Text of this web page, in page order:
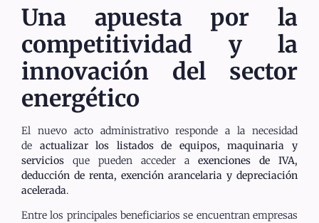
Una apuesta por la
competitividad y la
innovación del sector
energético
El nuevo acto administrativo responde a la necesidad
de actualizar los listados de equipos, maquinaria y
servicios que pueden acceder a exenciones de IVA,
deducción de renta, exención arancelaria y depreciación
acelerada.
Entre los principales beneficiarios se encuentran empresas